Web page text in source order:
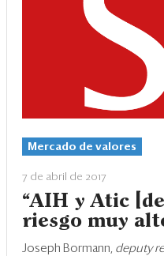
Mercado de valores
7 de abril de 2017
“AIH y Atic
riesgo muy
Joseph Bormann, deputy